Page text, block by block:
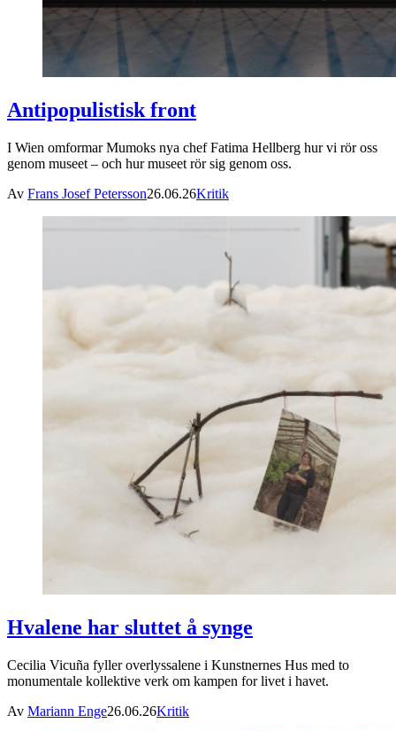
Antipopulistisk front
I Wien omformar Mumoks nya chef Fatima Hellberg hur vi rör oss
genom museet – och hur museet rör sig genom oss.
Av Frans Josef Petersson26.06.26Kritik
Hvalene har sluttet å synge
Cecilia Vicuña fyller overlyssalene i Kunstnernes Hus med to
monumentale kollektive verk om kampen for livet i havet.
Av Mariann Enge26.06.26Kritik